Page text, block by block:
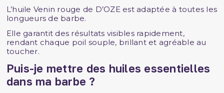
L’huile Venin rouge de D’OZE est adaptée à toutes les
longueurs de barbe.
Elle garantit des résultats visibles rapidement,
rendant chaque poil souple, brillant et agréable au
toucher.
Puis-je mettre des huiles essentielles
dans ma barbe ?